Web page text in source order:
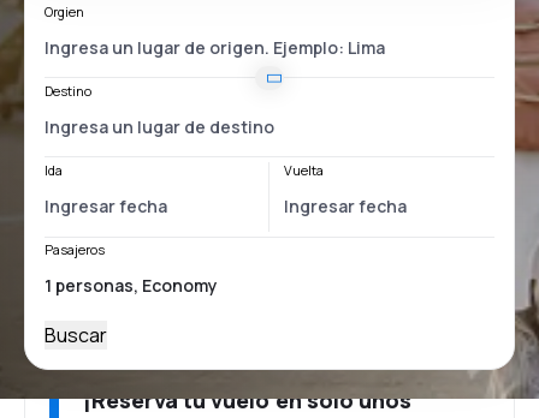
Orgien
Destino
Ida Vuelta
Pasajeros
Buscar
¡Reserva tu vuelo en solo unos